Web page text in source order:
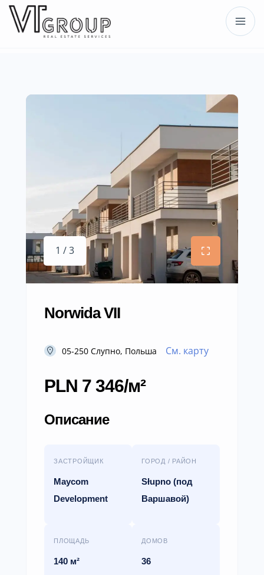
1 / 3
Norwida VII
05-250 Слупно, Польша См. карту
PLN 7 346/м²
Описание
ЗАСТРОЙЩИК
Maycom
Development
ГОРОД / РАЙОН
Słupno (под
Варшавой)
ПЛОЩАДЬ
140 м²
ДОМОВ
36